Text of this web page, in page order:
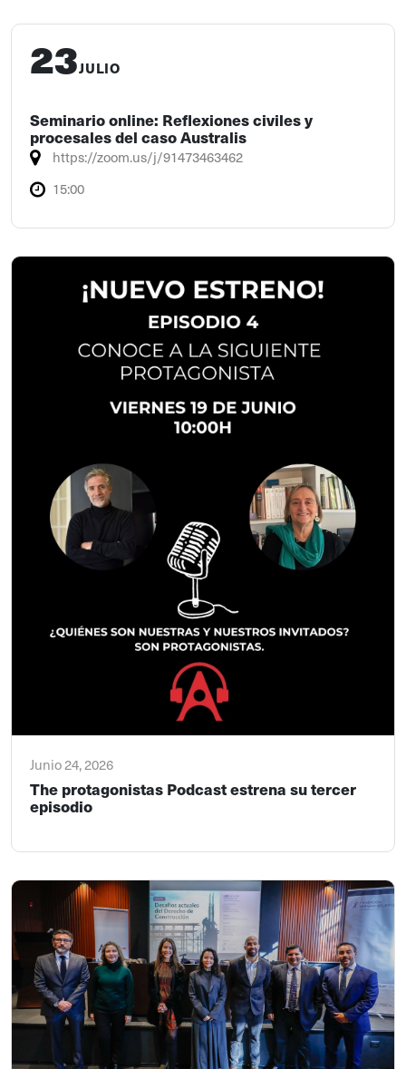
23JULIO
Seminario online: Reflexiones civiles y
procesales del caso Australis
https://zoom.us/j/91473463462
15:00
Junio 24, 2026
The protagonistas Podcast estrena su tercer
episodio